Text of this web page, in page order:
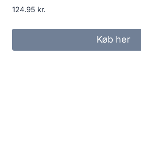
124.95 kr.
Køb her